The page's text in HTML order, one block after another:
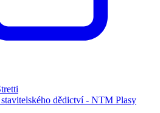
dědictví - NTM Plasy